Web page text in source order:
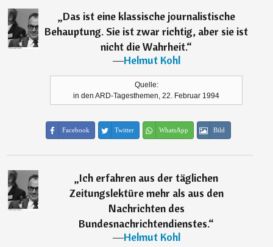
„Das ist eine klassische journalistische
Behauptung. Sie ist zwar richtig, aber sie ist
nicht die Wahrheit.“
―Helmut Kohl
Quelle:
in den ARD-Tagesthemen, 22. Februar 1994
Facebook Twitter WhatsApp Bild
„Ich erfahren aus der täglichen
Zeitungslektüre mehr als aus den
Nachrichten des
Bundesnachrichtendienstes.“
―Helmut Kohl